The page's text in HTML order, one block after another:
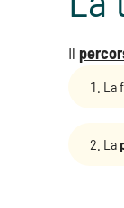
Il
La
La